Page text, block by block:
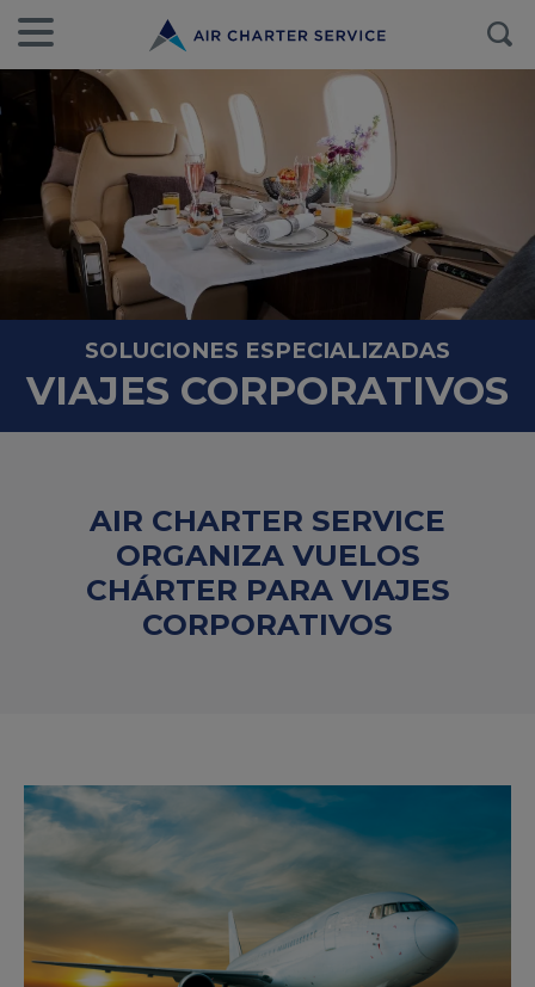
SOLUCIONES ESPECIALIZADAS
VIAJES CORPORATIVOS
AIR CHARTER SERVICE
ORGANIZA VUELOS
CHÁRTER PARA VIAJES
CORPORATIVOS